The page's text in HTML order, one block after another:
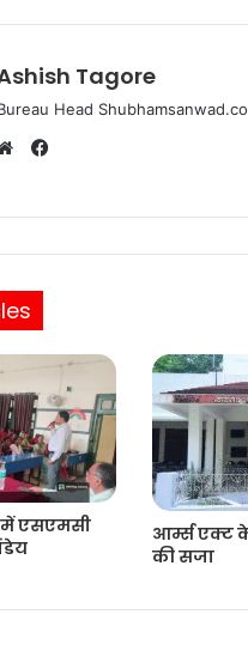
Tagore
Head
Facebook
में एसएमसी
आर्म्स एक्ट
की सजा